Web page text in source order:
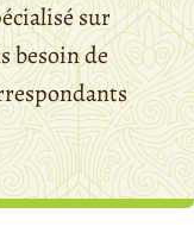
sur
besoin de